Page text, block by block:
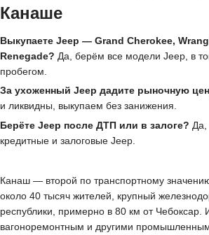
Канаше
Выкупаете Jeep — Grand Cherokee,
Renegade? Да, берём все модели Jeep, в
пробегом.
За ухоженный Jeep дадите рыночную
и ликвидны, выкупаем без занижения.
Берёте Jeep после ДТП или в залоге? Да,
кредитные и залоговые Jeep.
Канаш — второй по транспортному
около 40 тысяч жителей, крупный
республики, примерно в 80 км от Чебоксар.
вагоноремонтным и другими